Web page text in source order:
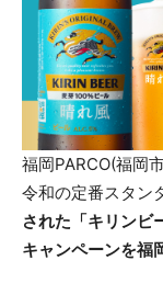
福岡PARCO(福岡
令和の定番スタン
された「キリンビ
キャンペーンを福